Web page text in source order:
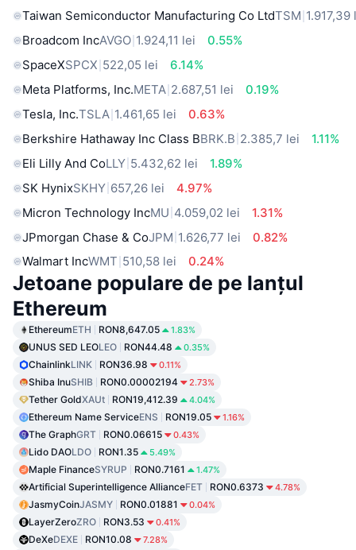
Taiwan Semiconductor Manufacturing Co LtdTSM 1.917,39
Broadcom IncAVGO 1.924,11 lei
0.55%
SpaceXSPCX 522,05 lei
6.14%
Meta Platforms, Inc.META 2.687,51 lei
0.19%
Tesla, Inc.TSLA 1.461,65 lei
0.63%
Berkshire Hathaway Inc Class BBRK.B 2.385,7 lei
1.11%
Eli Lilly And CoLLY 5.432,62 lei
1.89%
SK HynixSKHY 657,26 lei
4.97%
Micron Technology IncMU 4.059,02 lei
1.31%
JPmorgan Chase & CoJPM 1.626,77 lei
0.82%
Walmart IncWMT 510,58 lei 0.24%
Jetoane populare de pe lanțul
Ethereum
EthereumETH RON8,647.05 1.83%
UNUS SED LEOLEO RON44.48 0.35%
ChainlinkLINK RON36.98 0.11%
Shiba InuSHIB RON0.00002194 2.73%
Tether GoldXAUt RON19,412.39 4.04%
Ethereum Name ServiceENS RON19.05 1.16%
The GraphGRT RON0.06615 0.43%
Lido DAOLDO RON1.35 5.49%
Maple FinanceSYRUP RON0.7161 1.47%
Artificial Superintelligence AllianceFET RON0.6373 4.78%
JasmyCoinJASMY RON0.01881 0.04%
LayerZeroZRO RON3.53 0.41%
DeXeDEXE RON10.08 7.28%